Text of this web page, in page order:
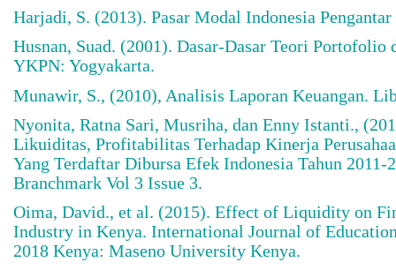
Harjadi, S. (2013). Pasar Modal Indonesia
Husnan, Suad. (2001). Dasar-Dasar Teori Portofolio
YKPN: Yogyakarta.
Munawir, S., (2010), Analisis Laporan Keuangan.
Nyonita, Ratna Sari, Musriha, dan Enny Istanti.,
Likuiditas, Profitabilitas Terhadap Kinerja
Yang Terdaftar Dibursa Efek Indonesia Tahun 2011-
Branchmark Vol 3 Issue 3.
Oima, David., et al. (2015). Effect of Liquidity on
Industry in Kenya. International Journal of
2018 Kenya: Maseno University Kenya.